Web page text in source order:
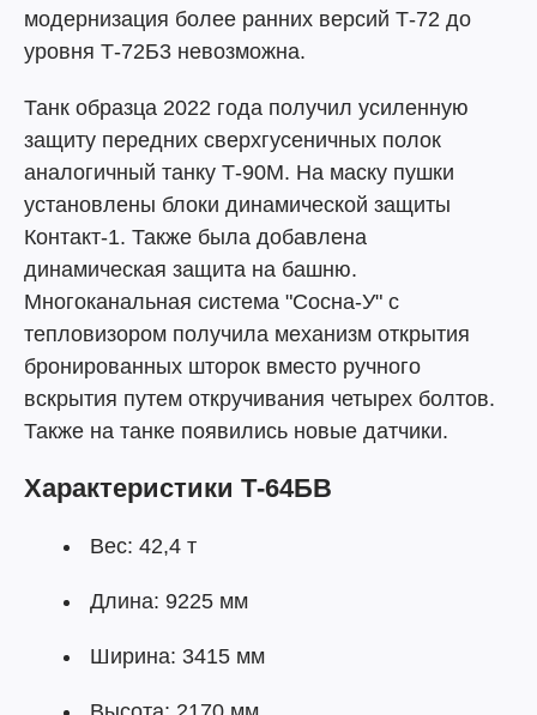
модернизация более ранних версий Т-72 до
уровня Т-72Б3 невозможна.
Танк образца 2022 года получил усиленную
защиту передних сверхгусеничных полок
аналогичный танку Т-90М. На маску пушки
установлены блоки динамической защиты
Контакт-1. Также была добавлена
динамическая защита на башню.
Многоканальная система "Сосна-У" с
тепловизором получила механизм открытия
бронированных шторок вместо ручного
вскрытия путем откручивания четырех болтов.
Также на танке появились новые датчики.
Характеристики Т-64БВ
Вес: 42,4 т
Длина: 9225 мм
Ширина: 3415 мм